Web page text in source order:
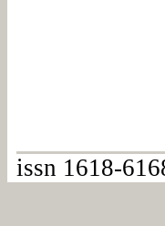
issn 1618-